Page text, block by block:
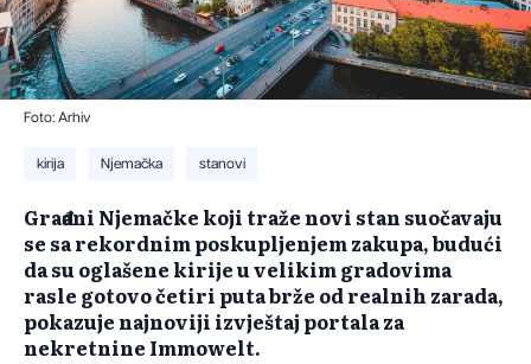
Foto: Arhiv
kirija Njemačka stanovi
Građani Njemačke koji traže novi stan suočavaju
se sa rekordnim poskupljenjem zakupa, budući
da su oglašene kirije u velikim gradovima
rasle gotovo četiri puta brže od realnih zarada,
pokazuje najnoviji izvještaj portala za
nekretnine Immowelt.